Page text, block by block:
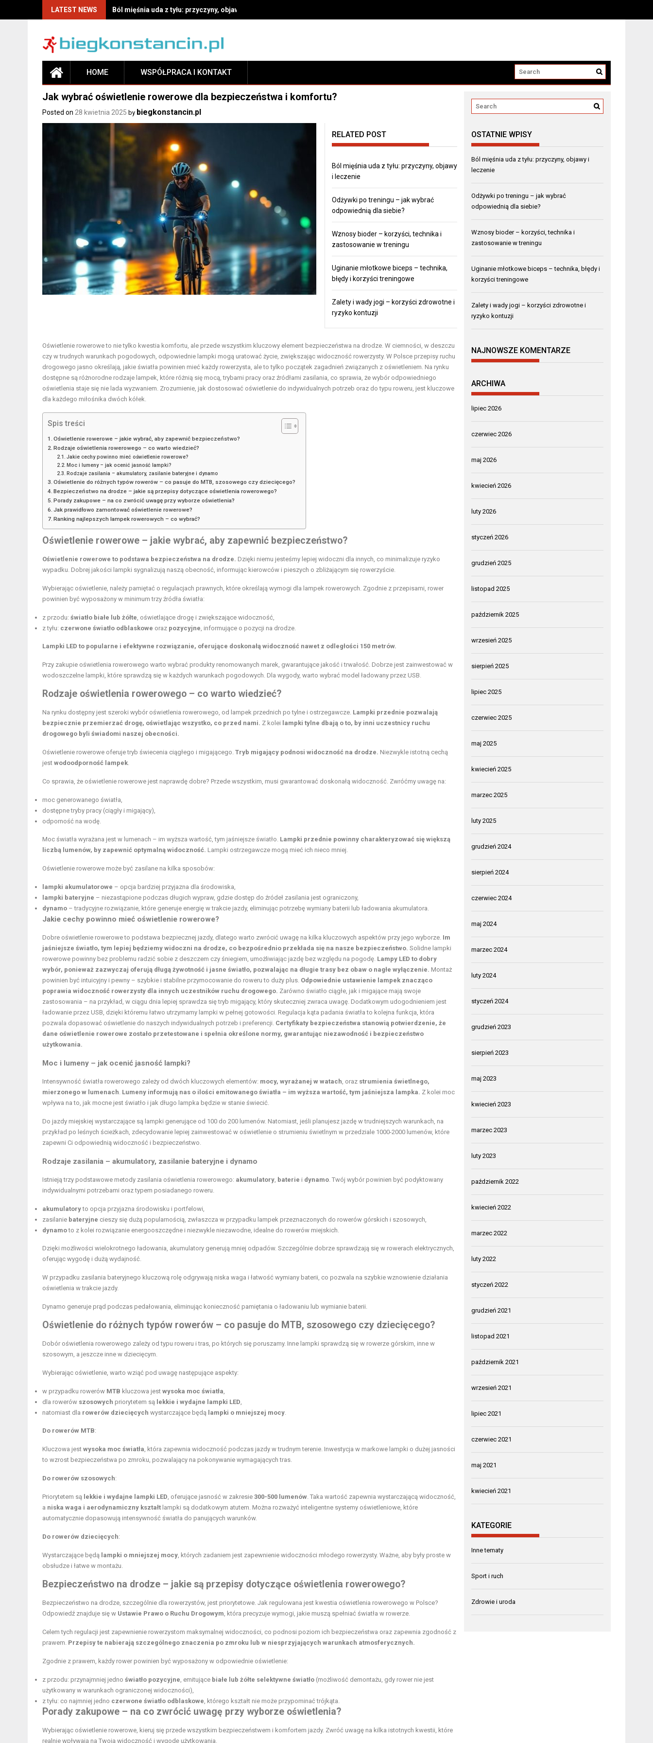
LATEST NEWS Odżywki po treningu – jak wybrać odpowiednią dla siebie?
HOME WSPÓŁPRACA I KONTAKT
Jak wybrać oświetlenie rowerowe dla bezpieczeństwa i komfortu?
Posted on 28 kwietnia 2025 by biegkonstancin.pl
RELATED POST
Ból mięśnia uda z tyłu: przyczyny, objawy
i leczenie
Odżywki po treningu – jak wybrać
odpowiednią dla siebie?
Wznosy bioder – korzyści, technika i
zastosowanie w treningu
Uginanie młotkowe biceps – technika,
błędy i korzyści treningowe
Zalety i wady jogi – korzyści zdrowotne i
ryzyko kontuzji
Oświetlenie rowerowe to nie tylko kwestia komfortu, ale przede wszystkim kluczowy element bezpieczeństwa na drodze. W ciemności, w deszczu
czy w trudnych warunkach pogodowych, odpowiednie lampki mogą uratować życie, zwiększając widoczność rowerzysty. W Polsce przepisy ruchu
drogowego jasno określają, jakie światła powinien mieć każdy rowerzysta, ale to tylko początek zagadnień związanych z oświetleniem. Na rynku
dostępne są różnorodne rodzaje lampek, które różnią się mocą, trybami pracy oraz źródłami zasilania, co sprawia, że wybór odpowiedniego
oświetlenia staje się nie lada wyzwaniem. Zrozumienie, jak dostosować oświetlenie do indywidualnych potrzeb oraz do typu roweru, jest kluczowe
dla każdego miłośnika dwóch kółek.
Spis treści
Oświetlenie rowerowe – jakie wybrać, aby zapewnić bezpieczeństwo?
Rodzaje oświetlenia rowerowego – co warto wiedzieć?
Jakie cechy powinno mieć oświetlenie rowerowe?
Moc i lumeny – jak ocenić jasność lampki?
Rodzaje zasilania – akumulatory, zasilanie bateryjne i dynamo
Oświetlenie do różnych typów rowerów – co pasuje do MTB, szosowego czy dziecięcego?
Bezpieczeństwo na drodze – jakie są przepisy dotyczące oświetlenia rowerowego?
Porady zakupowe – na co zwrócić uwagę przy wyborze oświetlenia?
Jak prawidłowo zamontować oświetlenie rowerowe?
Ranking najlepszych lampek rowerowych – co wybrać?
Oświetlenie rowerowe – jakie wybrać, aby zapewnić bezpieczeństwo?
Oświetlenie rowerowe to podstawa bezpieczeństwa na drodze. Dzięki niemu jesteśmy lepiej widoczni dla innych, co minimalizuje ryzyko
wypadku. Dobrej jakości lampki sygnalizują naszą obecność, informując kierowców i pieszych o zbliżającym się rowerzyście.
Wybierając oświetlenie, należy pamiętać o regulacjach prawnych, które określają wymogi dla lampek rowerowych. Zgodnie z przepisami, rower
powinien być wyposażony w minimum trzy źródła światła:
z przodu: światło białe lub żółte , oświetlające drogę i zwiększające widoczność,
z tyłu: czerwone światło odblaskowe oraz pozycyjne , informujące o pozycji na drodze.
Lampki LED to popularne i efektywne rozwiązanie, oferujące doskonałą widoczność nawet z odległości 150 metrów.
Przy zakupie oświetlenia rowerowego warto wybrać produkty renomowanych marek, gwarantujące jakość i trwałość. Dobrze jest zainwestować w
wodoszczelne lampki, które sprawdzą się w każdych warunkach pogodowych. Dla wygody, warto wybrać model ładowany przez USB.
Rodzaje oświetlenia rowerowego – co warto wiedzieć?
Na rynku dostępny jest szeroki wybór oświetlenia rowerowego, od lampek przednich po tylne i ostrzegawcze. Lampki przednie pozwalają
bezpiecznie przemierzać drogę, oświetlając wszystko, co przed nami. Z kolei lampki tylne dbają o to, by inni uczestnicy ruchu
drogowego byli świadomi naszej obecności.
Oświetlenie rowerowe oferuje tryb świecenia ciągłego i migającego. Tryb migający podnosi widoczność na drodze. Niezwykle istotną cechą
jest wodoodporność lampek
Co sprawia, że oświetlenie rowerowe jest naprawdę dobre? Przede wszystkim, musi gwarantować doskonałą widoczność. Zwróćmy uwagę na:
moc generowanego światła,
dostępne tryby pracy (ciągły i migający),
odporność na wodę.
Moc światła wyrażana jest w lumenach – im wyższa wartość, tym jaśniejsze światło. Lampki przednie powinny charakteryzować się większą
liczbą lumenów, by zapewnić optymalną widoczność. Lampki ostrzegawcze mogą mieć ich nieco mniej.
Oświetlenie rowerowe może być zasilane na kilka sposobów:
lampki akumulatorowe – opcja bardziej przyjazna dla środowiska,
lampki bateryjne – niezastąpione podczas długich wypraw, gdzie dostęp do źródeł zasilania jest ograniczony,
dynamo – tradycyjne rozwiązanie, które generuje energię w trakcie jazdy, eliminując potrzebę wymiany baterii lub ładowania akumulatora.
Jakie cechy powinno mieć oświetlenie rowerowe?
Dobre oświetlenie rowerowe to podstawa bezpiecznej jazdy, dlatego warto zwrócić uwagę na kilka kluczowych aspektów przy jego wyborze. Im
jaśniejsze światło, tym lepiej będziemy widoczni na drodze, co bezpośrednio przekłada się na nasze bezpieczeństwo. Solidne lampki
rowerowe powinny bez problemu radzić sobie z deszczem czy śniegiem, umożliwiając jazdę bez względu na pogodę. Lampy LED to dobry
wybór, ponieważ zazwyczaj oferują długą żywotność i jasne światło, pozwalając na długie trasy bez obaw o nagłe wyłączenie. Montaż
powinien być intuicyjny i pewny – szybkie i stabilne przymocowanie do roweru to duży plus. Odpowiednie ustawienie lampek znacząco
poprawia widoczność rowerzysty dla innych uczestników ruchu drogowego. Zarówno światło ciągłe, jak i migające mają swoje
zastosowania – na przykład, w ciągu dnia lepiej sprawdza się tryb migający, który skuteczniej zwraca uwagę. Dodatkowym udogodnieniem jest
ładowanie przez USB, dzięki któremu łatwo utrzymamy lampki w pełnej gotowości. Regulacja kąta padania światła to kolejna funkcja, która
pozwala dopasować oświetlenie do naszych indywidualnych potrzeb i preferencji. Certyfikaty bezpieczeństwa stanowią potwierdzenie, że
dane oświetlenie rowerowe zostało przetestowane i spełnia określone normy, gwarantując niezawodność i bezpieczeństwo
użytkowania.
Moc i lumeny – jak ocenić jasność lampki?
Intensywność światła rowerowego zależy od dwóch kluczowych elementów: mocy, wyrażanej w watach , oraz strumienia świetlnego,
mierzonego w lumenach Lumeny informują nas o ilości emitowanego światła – im wyższa wartość, tym jaśniejsza lampka. Z kolei moc
wpływa na to, jak mocne jest światło i jak długo lampka będzie w stanie świecić.
Do jazdy miejskiej wystarczające są lampki generujące od 100 do 200 lumenów. Natomiast, jeśli planujesz jazdę w trudniejszych warunkach, na
przykład po leśnych ścieżkach, zdecydowanie lepiej zainwestować w oświetlenie o strumieniu świetlnym w przedziale 1000-2000 lumenów, które
zapewni Ci odpowiednią widoczność i bezpieczeństwo.
Rodzaje zasilania – akumulatory, zasilanie bateryjne i dynamo
Istnieją trzy podstawowe metody zasilania oświetlenia rowerowego: akumulatory baterie i dynamo . Twój wybór powinien być podyktowany
indywidualnymi potrzebami oraz typem posiadanego roweru.
akumulatoryto opcja przyjazna środowisku i portfelowi,
zasilanie bateryjne cieszy się dużą popularnością, zwłaszcza w przypadku lampek przeznaczonych do rowerów górskich i szosowych,
dynamoto z kolei rozwiązanie energooszczędne i niezwykle niezawodne, idealne do rowerów miejskich.
Dzięki możliwości wielokrotnego ładowania, akumulatory generują mniej odpadów. Szczególnie dobrze sprawdzają się w rowerach elektrycznych
oferując wygodę i dużą wydajność.
W przypadku zasilania bateryjnego kluczową rolę odgrywają niska waga i łatwość wymiany baterii, co pozwala na szybkie wznowienie działania
oświetlenia w trakcie jazdy.
Dynamo generuje prąd podczas pedałowania, eliminując konieczność pamiętania o ładowaniu lub wymianie baterii.
Oświetlenie do różnych typów rowerów – co pasuje do MTB, szosowego czy dziecięcego?
Dobór oświetlenia rowerowego zależy od typu roweru i tras, po których się poruszamy. Inne lampki sprawdzą się w rowerze górskim, inne w
szosowym, a jeszcze inne w dziecięcym.
Wybierając oświetlenie, warto wziąć pod uwagę następujące aspekty:
w przypadku rowerów MTB kluczowa jest wysoka moc światła
dla rowerów szosowych priorytetem są lekkie i wydajne lampki LED
natomiast dla rowerów dziecięcych wystarczające będą lampki o mniejszej mocy
Do rowerów MTB:
Kluczowa jest wysoka moc światła , która zapewnia widoczność podczas jazdy w trudnym terenie. Inwestycja w markowe lampki o dużej jasności
to wzrost bezpieczeństwa po zmroku, pozwalający na pokonywanie wymagających tras.
Do rowerów szosowych:
Priorytetem są lekkie i wydajne lampki LED , oferujące jasność w zakresie 300-500 lumenów . Taka wartość zapewnia wystarczającą widoczność,
a niska waga i aerodynamiczny kształt lampki są dodatkowym atutem. Można rozważyć inteligentne systemy oświetleniowe, które
automatycznie dopasowują intensywność światła do panujących warunków.
Do rowerów dziecięcych:
Wystarczające będą lampki o mniejszej mocy , których zadaniem jest zapewnienie widoczności młodego rowerzysty. Ważne, aby były proste w
obsłudze i łatwe w montażu.
Bezpieczeństwo na drodze – jakie są przepisy dotyczące oświetlenia rowerowego?
Bezpieczeństwo na drodze, szczególnie dla rowerzystów, jest priorytetowe. Jak regulowana jest kwestia oświetlenia rowerowego w Polsce?
Odpowiedź znajduje się w Ustawie Prawo o Ruchu Drogowym , która precyzuje wymogi, jakie muszą spełniać światła w rowerze.
Celem tych regulacji jest zapewnienie rowerzystom maksymalnej widoczności, co podnosi poziom ich bezpieczeństwa oraz zapewnia zgodność z
prawem. Przepisy te nabierają szczególnego znaczenia po zmroku lub w niesprzyjających warunkach atmosferycznych.
Zgodnie z prawem, każdy rower powinien być wyposażony w odpowiednie oświetlenie:
z przodu: przynajmniej jedno światło pozycyjne , emitujące białe lub żółte selektywne światło (możliwość demontażu, gdy rower nie jest
użytkowany w warunkach ograniczonej widoczności),
z tyłu: co najmniej jedno czerwone światło odblaskowe , którego kształt nie może przypominać trójkąta.
Porady zakupowe – na co zwrócić uwagę przy wyborze oświetlenia?
Wybierając oświetlenie rowerowe, kieruj się przede wszystkim bezpieczeństwem i komfortem jazdy. Zwróć uwagę na kilka istotnych kwestii, które
realnie wpływają na Twoją widoczność i wygodę użytkowania.
OSTATNIE WPISY
Ból mięśnia uda z tyłu: przyczyny, objawy i
leczenie
Odżywki po treningu – jak wybrać
odpowiednią dla siebie?
Wznosy bioder – korzyści, technika i
zastosowanie w treningu
Uginanie młotkowe biceps – technika, błędy i
korzyści treningowe
Zalety i wady jogi – korzyści zdrowotne i
ryzyko kontuzji
NAJNOWSZE KOMENTARZE
ARCHIWA
lipiec 2026
czerwiec 2026
maj 2026
kwiecień 2026
luty 2026
styczeń 2026
grudzień 2025
listopad 2025
październik 2025
wrzesień 2025
sierpień 2025
lipiec 2025
czerwiec 2025
maj 2025
kwiecień 2025
marzec 2025
luty 2025
grudzień 2024
sierpień 2024
czerwiec 2024
maj 2024
marzec 2024
luty 2024
styczeń 2024
grudzień 2023
sierpień 2023
maj 2023
kwiecień 2023
marzec 2023
luty 2023
październik 2022
kwiecień 2022
marzec 2022
luty 2022
styczeń 2022
grudzień 2021
listopad 2021
październik 2021
wrzesień 2021
lipiec 2021
czerwiec 2021
maj 2021
kwiecień 2021
KATEGORIE
Inne tematy
Sport i ruch
Zdrowie i uroda